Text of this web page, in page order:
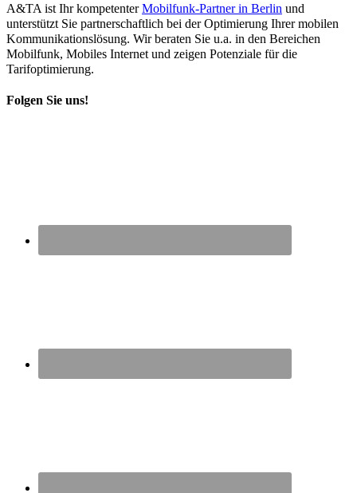
A&TA ist Ihr kompetenterMobilfunk-Partner in Berlin und
unterstützt Sie partnerschaftlich bei der Optimierung Ihrer mobilen
Kommunikationslösung. Wir beraten Sie u.a. in den Bereichen
Mobilfunk, Mobiles Internet und zeigen Potenziale für die
Tarifoptimierung.
Folgen Sie uns!